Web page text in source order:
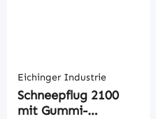
Eichinger Industrie
Schneepflug 2100
mit Gummi-